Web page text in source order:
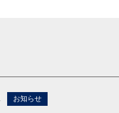
お知らせ